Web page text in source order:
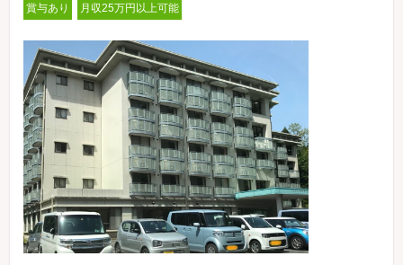
賞与あり 月収25万円以上可能